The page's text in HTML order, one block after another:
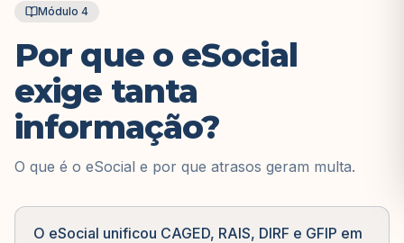
Módulo 4
Por que o eSocial
exige tanta
informação?
O que é o eSocial e por que atrasos geram multa.
O eSocial unificou CAGED, RAIS, DIRF e GFIP em